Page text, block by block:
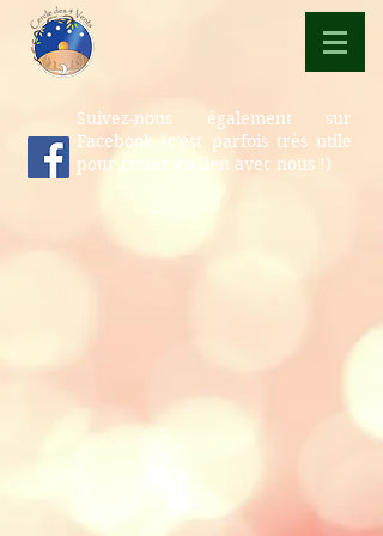
Suivez-nous également sur
Facebook (c'est parfois très utile
pour rester en lien avec nous !)